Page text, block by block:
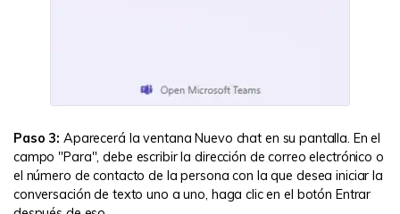
Paso 3: Aparecerá la ventana Nuevo chat en su pantalla. En el
campo "Para", debe escribir la dirección de correo electrónico o
el número de contacto de la persona con la que desea iniciar la
conversación de texto uno a uno, haga clic en el botón Entrar